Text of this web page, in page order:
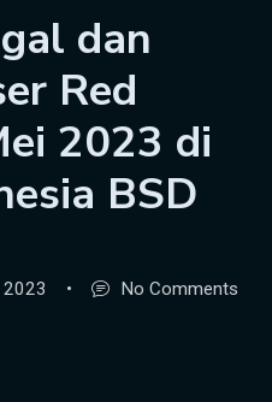
dan
Red
2023 di
BSD
2023 • No Comments